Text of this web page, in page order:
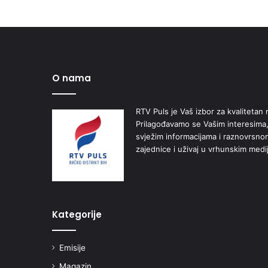
O nama
RTV Puls je Vaš izbor za
Prilagođavamo se Vašim
svježim informacijama i
zajednice i uživaj u vrhunskim
Kategorije
Emisije